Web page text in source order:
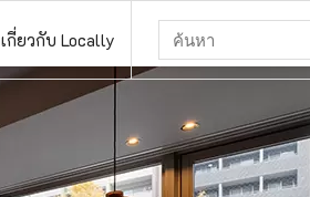
เกี่ยวกับ Locally